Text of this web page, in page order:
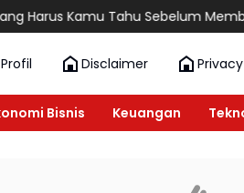
Kamu Tahu Sebelum
Profil Disclaimer
Bisnis Keuangan